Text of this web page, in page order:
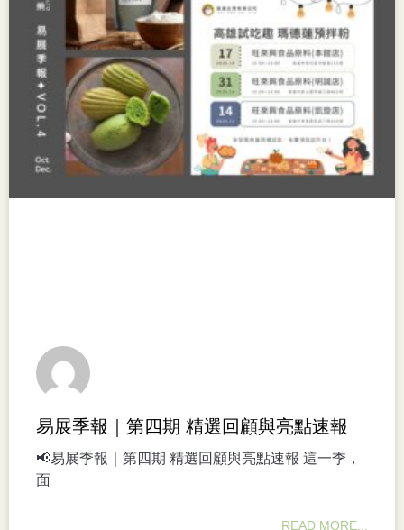
易展季報｜第四期 精選回顧與亮點速報
📢易展季報｜第四期 精選回顧與亮點速報 這一季，
面
READ MORE...